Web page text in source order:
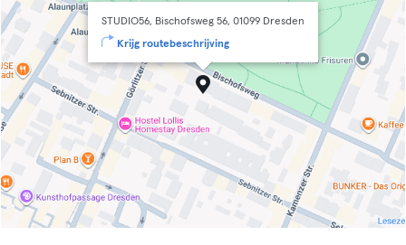
STUDIO56, Bischofsweg 56, 01099 Dresden
Krijg routebeschrijving